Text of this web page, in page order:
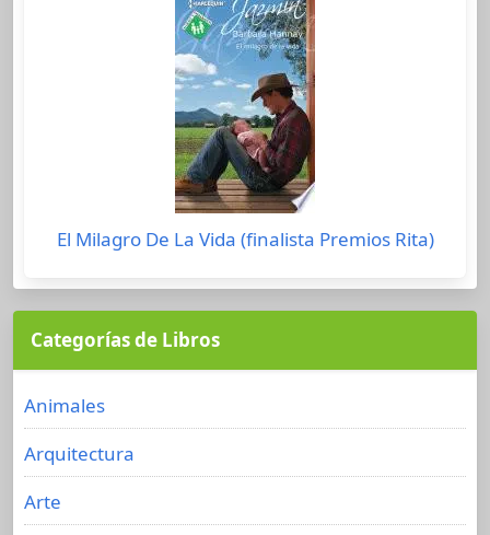
El Milagro De La Vida (finalista Premios Rita)
Categorías de Libros
Animales
Arquitectura
Arte